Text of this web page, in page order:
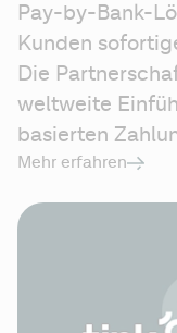
Pay-by-Bank-
Kunden
Die
weltweite
basierten
Mehr erfahren